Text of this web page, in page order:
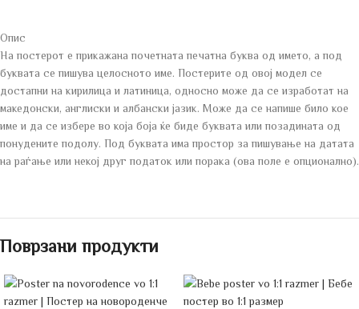
Опис
На постерот е прикажана почетната печатна буква од името, а под
буквата се пишува целосното име. Постерите од овој модел се
достапни на кирилица и латиница, односно може да се изработат на
македонски, англиски и албански јазик. Може да се напише било кое
име и да се избере во која боја ќе биде буквата или позадината од
понудените подолу. Под буквата има простор за пишување на датата
на раѓање или некој друг податок или порака (ова поле е опционално).
Поврзани продукти